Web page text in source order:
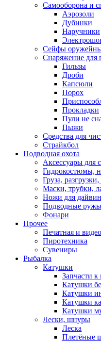
Самооборона и
Аэрозоли
Дубинки
Наручники
Сейфы
Снаряжение для
Гильзы
Дроби
Капсюли
Порох
Прокладки
Пули не
Пыжи
Средства для
Страйкбол
Подводная охота
Аксессуары для
Гидрокостюмы,
Груза, разгрузки,
Маски, трубки,
Ножи для
Подводные
Фонари
Прочее
Печатная и
Пиротехника
Сувениры
Рыбалка
Катушки
Запчасти
Катушки
Катушки
Катушки
Катушки
Лески, шнуры
Леска
Плетёные